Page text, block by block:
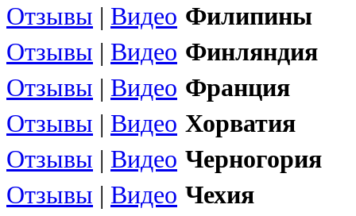
Отзывы | Видео Филипины
Отзывы | Видео Финляндия
Отзывы | Видео Франция
Отзывы | Видео Хорватия
Отзывы | Видео Черногория
Отзывы | Видео Чехия